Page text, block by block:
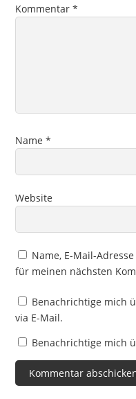
Kommentar*
Name*
Website
Name, E-Mail-
für meinen nächsten
Benachrichtige mich
via E-Mail.
Benachrichtige mich